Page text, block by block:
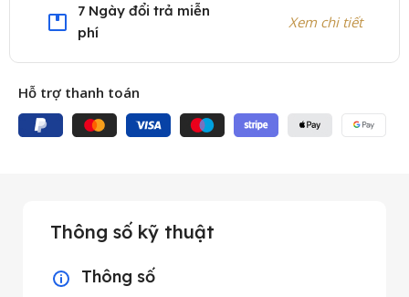
7 Ngày đổi trả miễn
phí
Xem chi tiết
Hỗ trợ thanh toán
Thông số kỹ thuật
Thông số